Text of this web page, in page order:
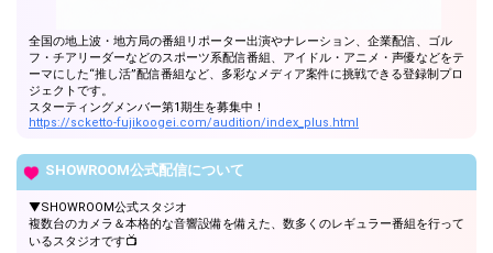
全国の地上波・地方局の番組リポーター出演やナレーション、企業配信、ゴル
フ・チアリーダーなどのスポーツ系配信番組、アイドル・アニメ・声優などをテ
ーマにした“推し活”配信番組など、多彩なメディア案件に挑戦できる登録制プロ
ジェクトです。
スターティングメンバー第1期生を募集中！
https://scketto-fujikoogei.com/audition/index_plus.html
SHOWROOM公式配信について
▼SHOWROOM公式スタジオ
複数台のカメラ＆本格的な音響設備を備えた、数多くのレギュラー番組を行って
いるスタジオです📺